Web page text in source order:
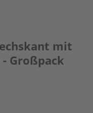
mit
Großpack